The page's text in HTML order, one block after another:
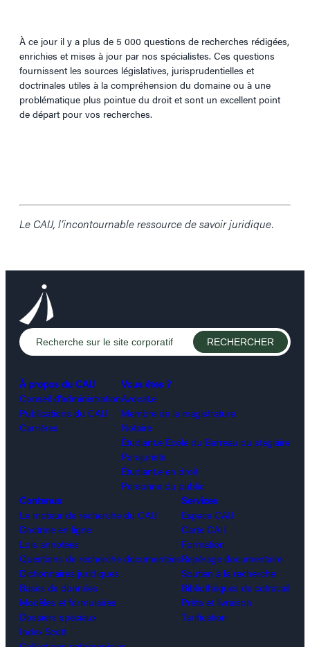
À ce jour il y a plus de 5 000 questions de recherches rédigées,
enrichies et mises à jour par nos spécialistes. Ces questions
fournissent les sources législatives, jurisprudentielles et
doctrinales utiles à la compréhension du domaine ou à une
problématique plus pointue du droit et sont un excellent point
de départ pour vos recherches.
Le CAIJ, l’incontournable ressource de savoir juridique.
À propos du CAIJ
Conseil d’administration
Publications du CAIJ
Carrières
Vous êtes ?
Avocat.e
Membre de la magistrature
Notaire
Étudiant.e École du Barreau ou stagiaire
Parajuriste
Étudiant.e en droit
Personne du public
Contenus
Le moteur de recherche du CAIJ
Doctrine en ligne
Lois annotées
Questions de recherche documentées
Dictionnaires juridiques
Bases de données
Modèles et formulaires
Dossiers spéciaux
Index Scott
Services
Espace CAIJ
Carte CAIJ
Formation
Repérage documentaire
Soutien à la recherche
Bibliothèques de cotravail
Prêts et livraison
Tarification